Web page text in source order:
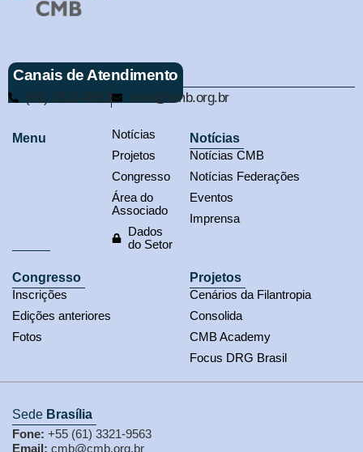
Canais de Atendimento
(61) 3321-9563 cmb@cmb.org.br
Menu
Notícias
Projetos
Congresso
Área do
Associado
Dados
do Setor
Notícias
Notícias CMB
Notícias Federações
Eventos
Imprensa
Congresso
Inscrições
Edições anteriores
Fotos
Projetos
Cenários da Filantropia
Consolida
CMB Academy
Focus DRG Brasil
Sede Brasília
Fone: +55 (61) 3321-9563
Email: cmb@cmb.org.br